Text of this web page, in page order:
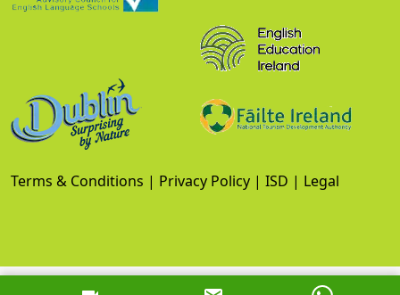
Terms & Conditions | Privacy Policy | ISD | Legal